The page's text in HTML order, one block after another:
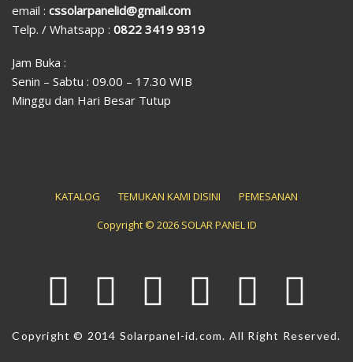
email : cssolarpanelid@gmail.com
Telp. / Whatsapp : 0822 3419 9319
Jam Buka :
Senin – Sabtu : 09.00 – 17.30 WIB
Minggu dan Hari Besar Tutup
KATALOG TEMUKAN KAMI DISINI
PEMESANAN
Copyright © 2026 SOLAR PANEL ID
Copyright © 2014 Solarpanel-id.com. All Right Reserved.